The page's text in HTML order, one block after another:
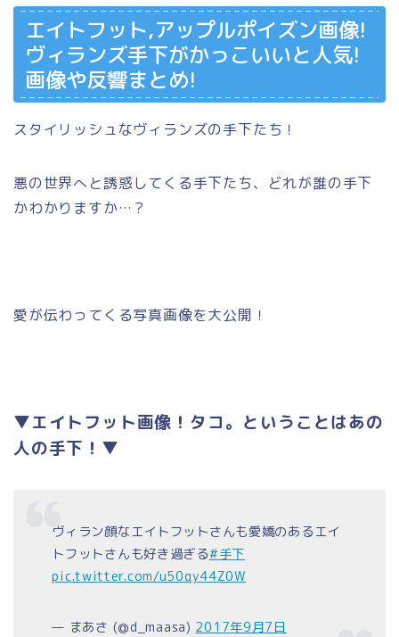
エイトフット,アップルポイズン画像!
ヴィランズ手下がかっこいいと人気!
画像や反響まとめ!
スタイリッシュなヴィランズの手下たち！
悪の世界へと誘惑してくる手下たち、どれが誰の手下
かわかりますか…？
愛が伝わってくる写真画像を大公開！
▼エイトフット画像！タコ。ということはあの
人の手下！▼
ヴィラン顔なエイトフットさんも愛嬌のあるエイ
トフットさんも好き過ぎる#手下
pic.twitter.com/u50qy44Z0W
— まあさ (@d_maasa) 2017年9月7日